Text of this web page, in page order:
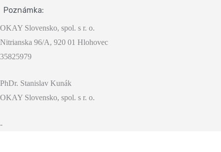
Poznámka:
OKAY Slovensko, spol. s r. o.
Nitrianska 96/A, 920 01 Hlohovec
35825979
PhDr. Stanislav Kunák
OKAY Slovensko, spol. s r. o.
-